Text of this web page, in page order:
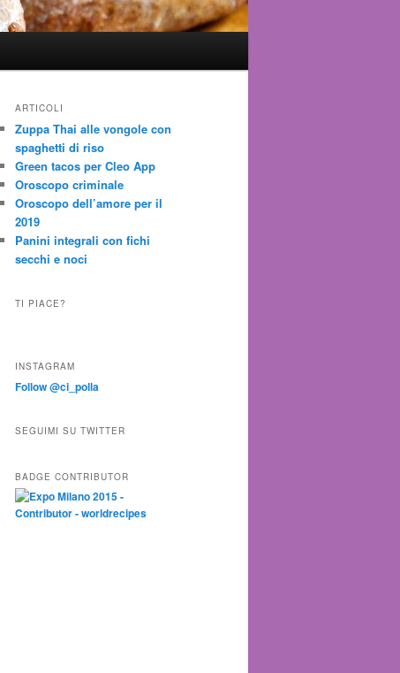
ARTICOLI
Zuppa Thai alle vongole con
spaghetti di riso
Green tacos per Cleo App
Oroscopo criminale
Oroscopo dell’amore per il
2019
Panini integrali con fichi
secchi e noci
TI PIACE?
INSTAGRAM
Follow @ci_polla
SEGUIMI SU TWITTER
BADGE CONTRIBUTOR